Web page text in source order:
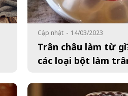
Cập nhật - 14/03/2023
Trân châu làm từ
các loại bột làm